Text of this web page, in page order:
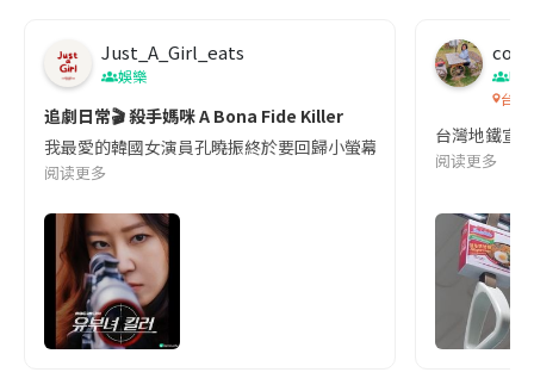
Just_A_Girl_eats
娛樂
追劇日常🎬 殺手媽咪 A Bona Fide Killer
我最愛的韓國女演員孔曉振終於要回歸小螢幕啦!這次的劇本改編
阅读更多
co
吹
台灣
台灣地鐵宣
阅读更多